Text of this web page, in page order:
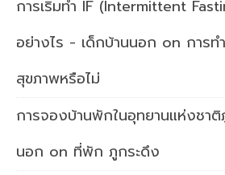
การเริ่มทำ IF (Intermittent
อย่างไร - เด็กบ้านนอก on การท
สุขภาพหรือไม่
การจองบ้านพักในอุทยานแห่งชา
นอก on ที่พัก ภูกระดึง